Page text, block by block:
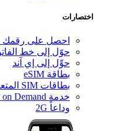
احصل على رقمك المميّز
حوّل إلى خط الفاتورة
حوِّل إلى إي آند
بطاقات SIM المتعددة